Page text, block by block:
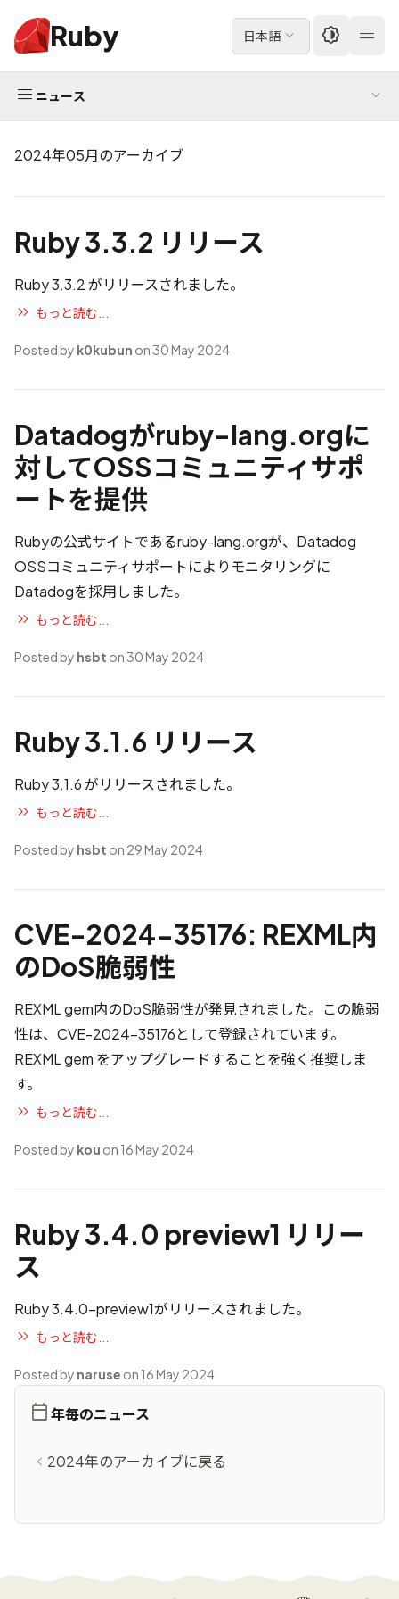
Ruby 日本語
ニュース
2024年05月のアーカイブ
Ruby 3.3.2 リリース
Ruby 3.3.2 がリリースされました。
もっと読む...
Posted by k0kubun on 30 May 2024
Datadogがruby-lang.orgに
対してOSSコミュニティサポ
ートを提供
Rubyの公式サイトであるruby-lang.orgが、 Datadog
OSSコミュニティサポートによりモニタリングに
Datadogを採用しました。
もっと読む...
Posted by hsbt on 30 May 2024
Ruby 3.1.6 リリース
Ruby 3.1.6 がリリースされました。
もっと読む...
Posted by hsbt on 29 May 2024
CVE-2024-35176: REXML内
のDoS脆弱性
REXML gem内のDoS脆弱性が発見されました。この脆弱
性は、 CVE-2024-35176として登録されています。
REXML gem をアップグレードすることを強く推奨しま
す。
もっと読む...
Posted by kou on 16 May 2024
Ruby 3.4.0 preview1 リリー
ス
Ruby 3.4.0-preview1がリリースされました。
もっと読む...
Posted by naruse on 16 May 2024
年毎のニュース
2024年のアーカイブに戻る